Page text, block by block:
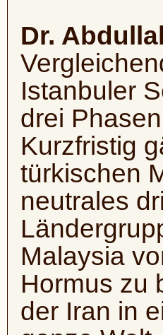
Dr.
Istanbuler
drei
Kurzfristig
türkischen
neutrales
Malaysia
Hormus zu
der Iran in